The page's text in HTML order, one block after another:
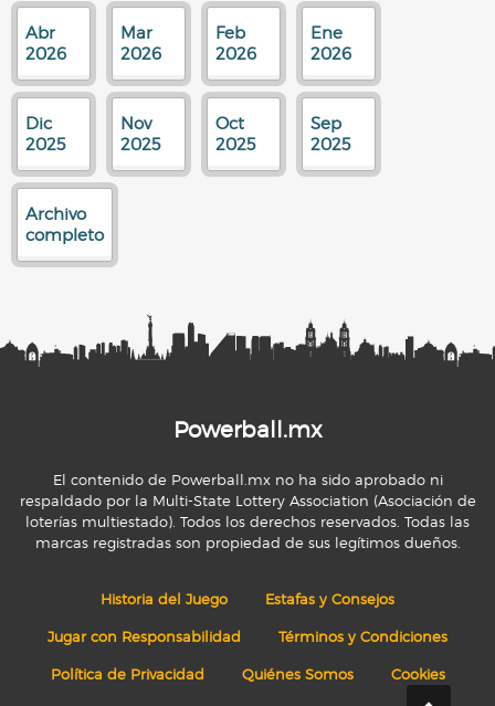
Abr
2026
Mar
2026
Feb
2026
Ene
2026
Dic
2025
Nov
2025
Oct
2025
Sep
2025
Archivo
completo
Powerball.mx
El contenido de Powerball.mx no ha sido aprobado ni
respaldado por la Multi-State Lottery Association (Asociación de
loterías multiestado). Todos los derechos reservados. Todas las
marcas registradas son propiedad de sus legítimos dueños.
Historia del Juego Estafas y Consejos
Jugar con Responsabilidad Términos y Condiciones
Política de Privacidad Quiénes Somos Cookies